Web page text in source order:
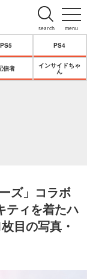
menu
search
PS5 PS4
信者
インサイドちゃ
ん
ズ」コラボ
ティを着たハ
目の写真・